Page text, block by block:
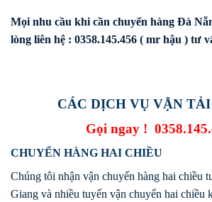
Mọi nhu cầu khi cần chuyển hàng Đà
lòng liên hệ : 0358.145.456 ( mr hậu ) tư
CÁC DỊCH VỤ VẬN
Gọi ngay !
CHUYỂN HÀNG HAI CHIỀU
Chúng tôi nhận vận chuyển hàng hai chiều
Giang và nhiều tuyến vận chuyển hai chiều